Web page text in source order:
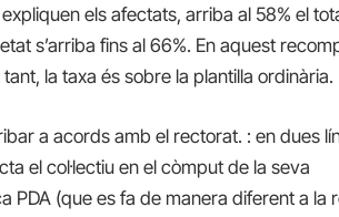
els afectats, arriba al 58% el
s’arriba fins al 66%. En aquest
la taxa és sobre la plantilla ordinària.
a acords amb el rectorat. : en dues
el col·lectiu en el còmput de la seva
PDA (que es fa de manera diferent a la